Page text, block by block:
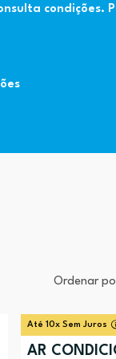
condições.
Ordenar
Até 10x Sem Juros
AR